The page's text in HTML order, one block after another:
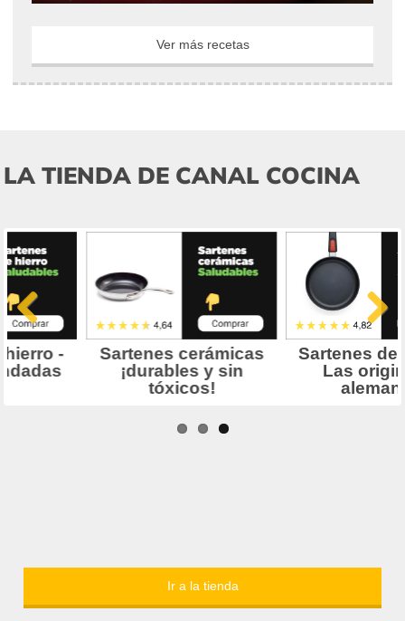
Ver más recetas
LA TIENDA DE CANAL COCINA
Ir a la tienda